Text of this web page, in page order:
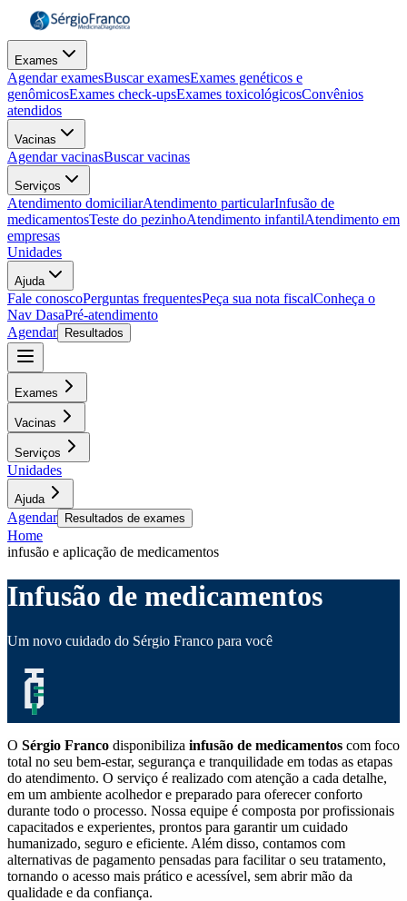
Exames
Agendar examesBuscar examesExames genéticos e
genômicosExames check-upsExames toxicológicosConvênios
atendidos
Vacinas
Agendar vacinasBuscar vacinas
Serviços
Atendimento domiciliarAtendimento particularInfusão de
medicamentosTeste do pezinhoAtendimento infantilAtendimento em
empresas
Unidades
Ajuda
Fale conoscoPerguntas frequentesPeça sua nota fiscalConheça o
Nav DasaPré-atendimento
Agendar
Resultados
Exames
Vacinas
Serviços
Unidades
Ajuda
Agendar Resultados de exames
Home
infusão e aplicação de medicamentos
Infusão de medicamentos
Um novo cuidado do Sérgio Franco para você
O Sérgio Franco disponibiliza infusão de medicamentos com foco
total no seu bem-estar, segurança e tranquilidade em todas as etapas
do atendimento. O serviço é realizado com atenção a cada detalhe,
em um ambiente acolhedor e preparado para oferecer conforto
durante todo o processo. Nossa equipe é composta por profissionais
capacitados e experientes, prontos para garantir um cuidado
humanizado, seguro e eficiente. Além disso, contamos com
alternativas de pagamento pensadas para facilitar o seu tratamento,
tornando o acesso mais prático e acessível, sem abrir mão da
qualidade e da confiança.